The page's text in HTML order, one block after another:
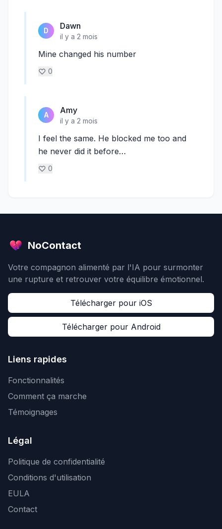
D Dawn
il y a 2 mois
Mine changed his number
0
A Amy
il y a 2 mois
I feel the same. He blocked me too and
he never did it before…
0
NoContact
Votre compagnon alimenté par l'IA pour surmonter
une rupture et retrouver votre équilibre émotionnel.
Télécharger pour iOS
Télécharger pour Android
Liens rapides
Fonctionnalités
Comment ça marche
Témoignages
Légal
Politique de confidentialité
Conditions d'utilisation
EULA
Contact